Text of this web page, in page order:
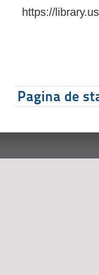
https://
Pagina de